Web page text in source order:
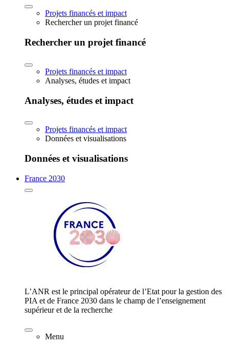
Projets financés et impact
Rechercher un projet financé
Rechercher un projet financé
Projets financés et impact
Analyses, études et impact
Analyses, études et impact
Projets financés et impact
Données et visualisations
Données et visualisations
France 2030
L’ANR est le principal opérateur de l’Etat pour la gestion des
PIA et de France 2030 dans le champ de l’enseignement
supérieur et de la recherche
Menu